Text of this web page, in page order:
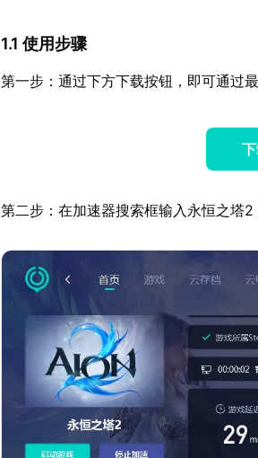
1.1 使用步骤
第一步：通过下方下载按钮，即可通过
第二步：在加速器搜索框输入永恒之塔2